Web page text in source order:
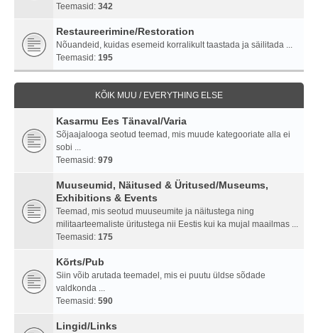
Teemasid: 342
Restaureerimine/Restoration
Nõuandeid, kuidas esemeid korralikult taastada ja säilitada ...
Teemasid: 195
KÕIK MUU / EVERYTHING ELSE
Kasarmu Ees Tänaval/Varia
Sõjaajalooga seotud teemad, mis muude kategooriate alla ei
sobi ...
Teemasid: 979
Muuseumid, Näitused & Üritused/Museums,
Exhibitions & Events
Teemad, mis seotud muuseumite ja näitustega ning
militaarteemaliste üritustega nii Eestis kui ka mujal maailmas ...
Teemasid: 175
Kõrts/Pub
Siin võib arutada teemadel, mis ei puutu üldse sõdade
valdkonda ...
Teemasid: 590
Lingid/Links